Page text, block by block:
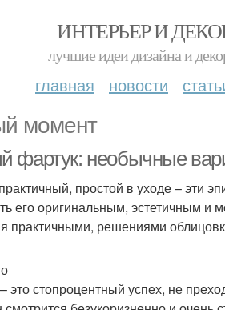
ИНТЕРЬЕР И
лучшие идеи дизайна и
главная новости
момент
фартук: необычные
простой в уходе – эти
его оригинальным, эстетичным
практичными, решениями
это стопроцентный успех, не